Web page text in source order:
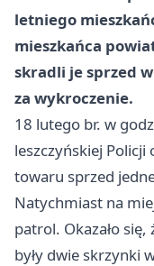
letniego
mieszkańca
skradli je sprzed
za wykroczenie.
18 lutego br. w
leszczyńskiej
towaru sprzed
Natychmiast na
patrol. Okazało
były dwie skrzynki